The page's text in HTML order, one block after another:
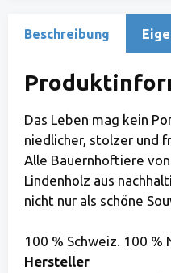
Beschreibung
Das Leben mag kein
niedlicher, stolzer und
Alle Bauernhoftiere
Lindenholz aus
nicht nur als schöne
100 % Schweiz. 100
Hersteller